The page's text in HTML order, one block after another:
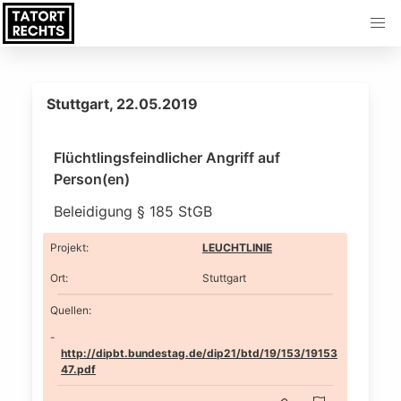
Stuttgart, 22.05.2019
Flüchtlingsfeindlicher Angriff auf
Person(en)
Beleidigung § 185 StGB
Projekt: LEUCHTLINIE
Ort: Stuttgart
Quellen:
http://dipbt.bundestag.de/dip21/btd/19/153/19153
47.pdf